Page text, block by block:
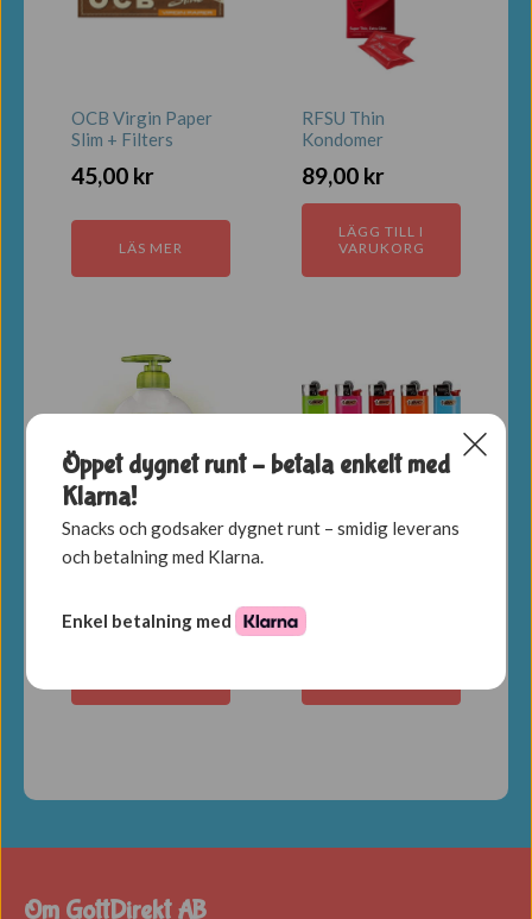
OCB Virgin Paper
Slim + Filters
45,00 kr
LÄS MER
RFSU Thin
Kondomer
89,00 kr
LÄGG TILL I
VARUKORG
Palmolive Milk &
Olive 300ml
Om GottDirekt AB
Öppet dygnet runt – betala enkelt med
Klarna!
Snacks och godsaker dygnet runt – smidig leverans
och betalning med Klarna.
Enkel betalning med